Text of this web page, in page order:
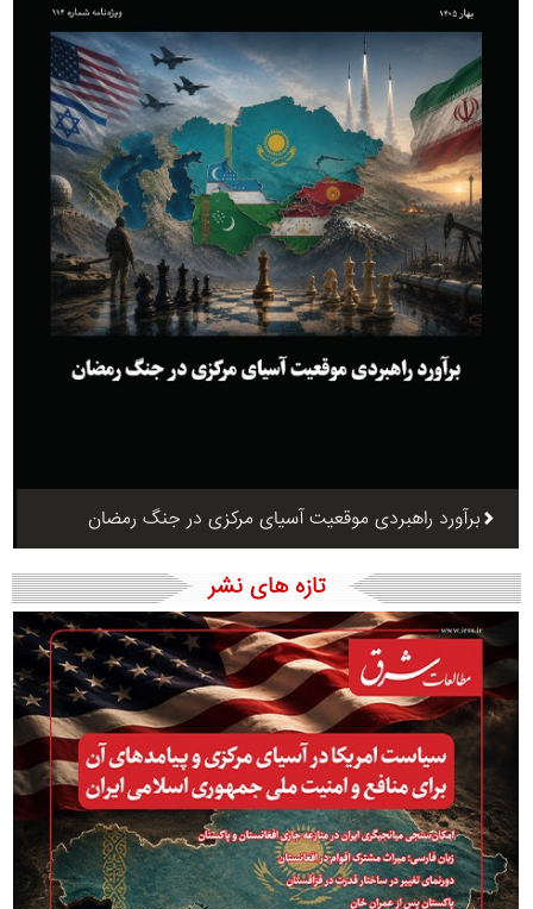
برآورد راهبردی موقعیت آسیای مرکزی در جنگ رمضان
تازه های نشر